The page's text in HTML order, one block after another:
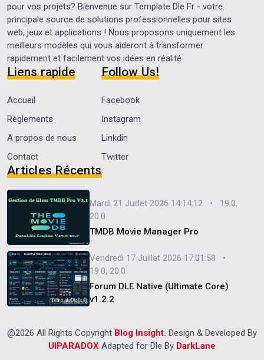
pour vos projets? Bienvenue sur Template Dle Fr - votre
principale source de solutions professionnelles pour sites
web, jeux et applications ! Nous proposons uniquement les
meilleurs modèles qui vous aideront à transformer
rapidement et facilement vos idées en réalité.
Liens rapide
Accueil
Règlements
A propos de nous
Contact
Follow Us!
Facebook
Instagram
Linkdin
Twitter
Articles Récents
Mardi 21 Juillet 2026 14:14:12 • 19.0,
20.0
TMDB Movie Manager Pro
Vendredi 17 Juillet 2026 17:01:58 •
19.0, 20.0
Forum DLE Native (Ultimate Core)
v1.2.2
@2026 All Rights Copyright Blog Insight. Design & Developed By
UIPARADOX Adapted for Dle By DarkLane